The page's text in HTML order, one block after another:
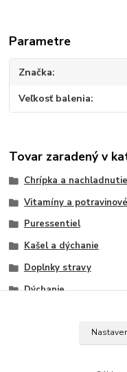
Parametre
Značka
Veľkosť balenia
Tovar zaradený v
Chrípka a nachladnutie
Vitamíny a
Puressentiel
Kašel a dýchanie
Doplnky stravy
Dýchanie